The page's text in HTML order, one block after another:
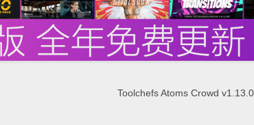
Toolchefs Atoms Crowd